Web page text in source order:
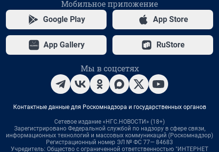
Мобильное приложение
Google Play App Store
App Gallery RuStore
Мы в соцсетях
Контактные данные для Роскомнадзора и государственных органов
Сетевое издание «НГС.НОВОСТИ» (18+)
Зарегистрировано Федеральной службой по надзору в сфере связи,
информационных технологий и массовых коммуникаций (Роскомнадзор)
Регистрационный номер ЭЛ № ФС 77— 84683
Учредитель: Общество с ограниченной ответственностью "ИНТЕРНЕТ